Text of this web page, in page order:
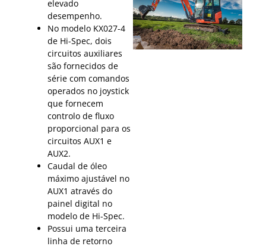
elevado
desempenho.
No modelo KX027-4
de Hi-Spec, dois
circuitos auxiliares
são fornecidos de
série com comandos
operados no joystick
que fornecem
controlo de fluxo
proporcional para os
circuitos AUX1 e
AUX2.
Caudal de óleo
máximo ajustável no
AUX1 através do
painel digital no
modelo de Hi-Spec.
Possui uma terceira
linha de retorno